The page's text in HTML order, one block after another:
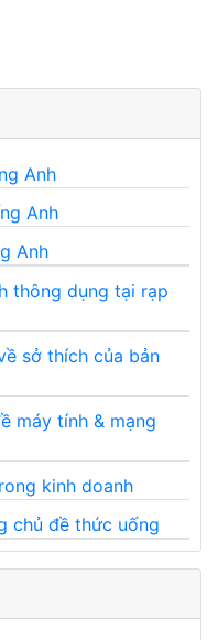
Anh
Anh
Anh
thông dụng tại rạp
sở thích của bản
máy tính & mạng
kinh doanh
chủ đề thức uống